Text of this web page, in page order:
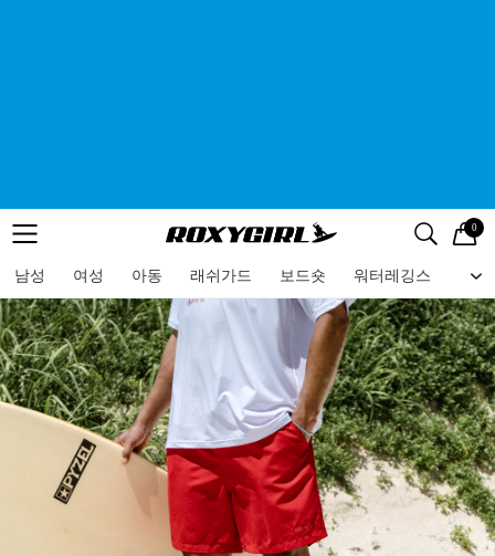
메뉴 검색
로고 0
남성 여성 아동 래쉬가드 보드숏 워터레깅스 비
메뉴